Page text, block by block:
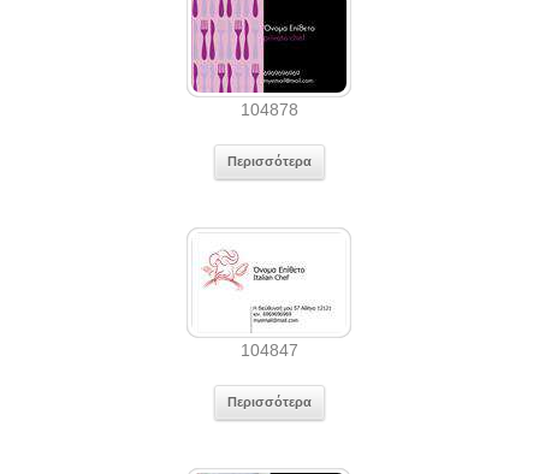
104878
Περισσότερα
104847
Περισσότερα